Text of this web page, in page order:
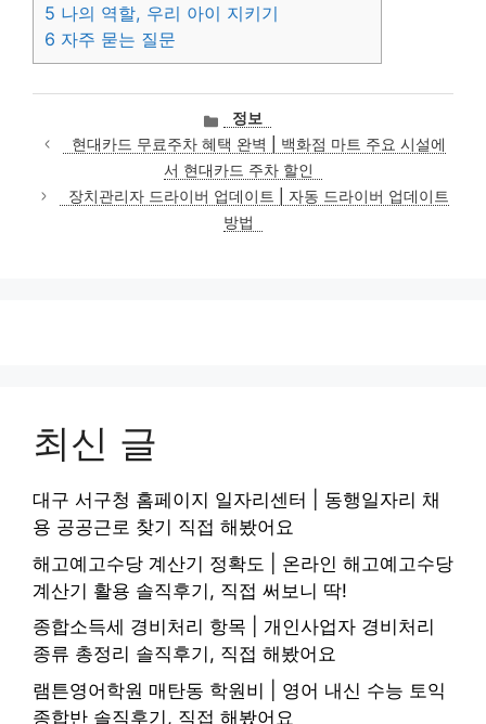
5 나의 역할, 우리 아이 지키기
6 자주 묻는 질문
카
테
고
리
정보
현대카드 무료주차 혜택 완벽 | 백화점 마트 주요 시설에
서 현대카드 주차 할인
장치관리자 드라이버 업데이트 | 자동 드라이버 업데이트
방법
최신 글
대구 서구청 홈페이지 일자리센터 | 동행일자리 채
용 공공근로 찾기 직접 해봤어요
해고예고수당 계산기 정확도 | 온라인 해고예고수당
계산기 활용 솔직후기, 직접 써보니 딱!
종합소득세 경비처리 항목 | 개인사업자 경비처리
종류 총정리 솔직후기, 직접 해봤어요
램튼영어학원 매탄동 학원비 | 영어 내신 수능 토익
종합반 솔직후기, 직접 해봤어요